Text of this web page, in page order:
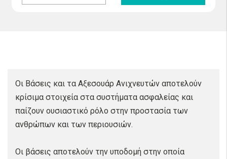
Οι Βάσεις και τα Αξεσουάρ Ανιχνευτών αποτελούν
κρίσιμα στοιχεία στα συστήματα ασφαλείας και
παίζουν ουσιαστικό ρόλο στην προστασία των
ανθρώπων και των περιουσιών.
Οι βάσεις αποτελούν την υποδομή στην οποία